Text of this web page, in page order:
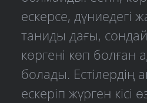
ескерсе, дүниедегі
таниды дағы,
көргені көп болған
болады. Естілердің
ескеріп жүрген кісі